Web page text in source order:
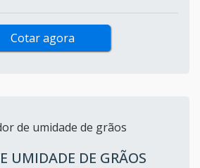
Cotar agora
UMIDADE DE GRÃOS